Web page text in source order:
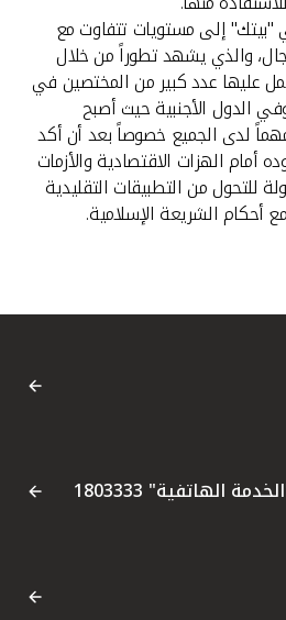
"بيتك" إلى مستويات تتفاوت مع
والذي يشهد تطوراً من خلال
عليها عدد كبير من المختصين في
الدول الأجنبية حيث أصبح
لدى الجميع خصوصاً بعد أن أكد
أمام الهزات الاقتصادية والأزمات
للتحول من التطبيقات التقليدية
أحكام الشريعة الإسلامية.